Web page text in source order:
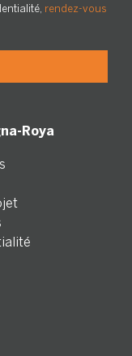
rendez-vous
Roya